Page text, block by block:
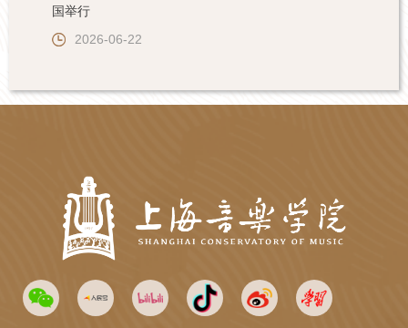
国举行
2026-06-22